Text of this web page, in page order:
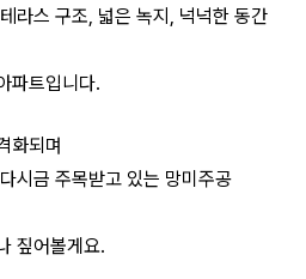
라스 구조, 넓은 녹지, 넉넉한 동간
파트입니다.
화되며
시금 주목받고 있는 망미주공
짚어볼게요.